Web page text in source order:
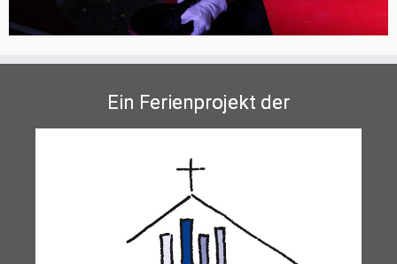
Ein Ferienprojekt der